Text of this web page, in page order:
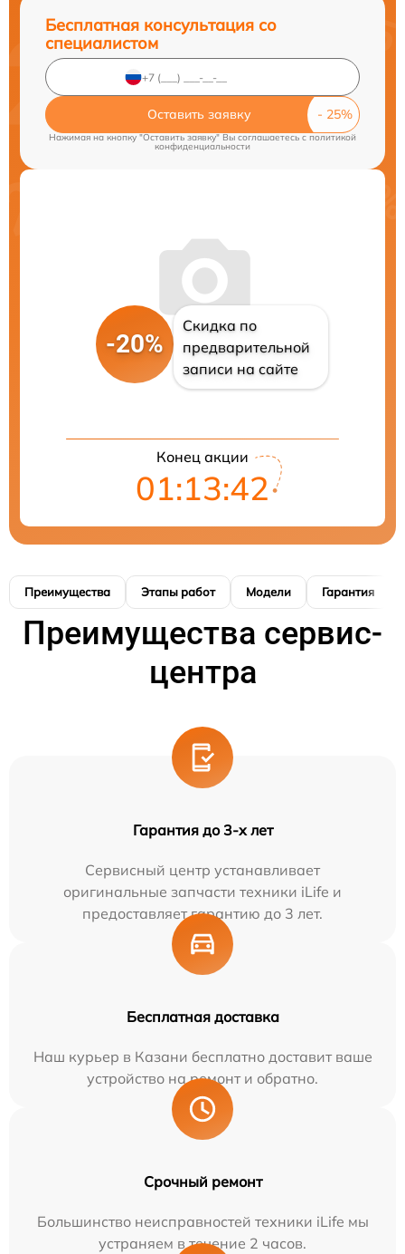
Бесплатная консультация со
специалистом
Оставить заявку
Нажимая на кнопку "Оставить заявку" Вы соглашаетесь c политикой
конфиденциальности
-20%
Скидка по
предварительной
записи на сайте
Конец акции
01:13:41
Преимущества Этапы работ Модели Гарантия
Преимущества сервис-
центра
Гарантия до 3-х лет
Сервисный центр устанавливает
оригинальные запчасти техники iLife и
предоставляет гарантию до 3 лет.
Бесплатная доставка
Наш курьер в Казани бесплатно доставит ваше
устройство на ремонт и обратно.
Срочный ремонт
Большинство неисправностей техники iLife мы
устраняем в течение 2 часов.